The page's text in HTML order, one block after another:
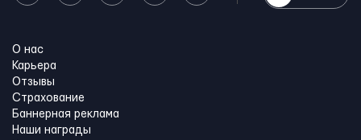
О нас
Карьера
Отзывы
Страхование
Баннерная реклама
Наши награды